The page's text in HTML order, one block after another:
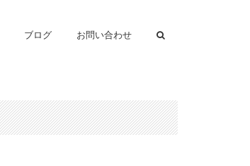
ブログ お問い合わせ